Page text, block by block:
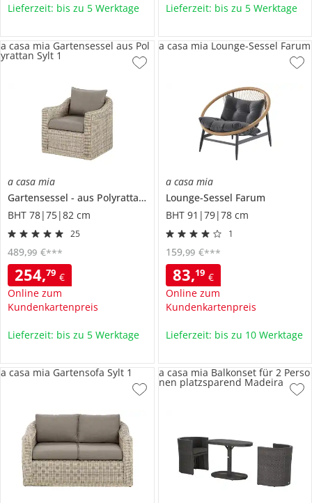
Lieferzeit: bis zu 5 Werktage Lieferzeit: bis zu 5 Werktage
a casa mia
Gartensessel
aus Polyrattan
Sylt 1
BHT 78|75|82 cm
25
254,79 €
Online zum
Kundenkartenpreis
489,99 €***
a casa mia Gartensessel aus Pol
yrattan Sylt 1
Lieferzeit: bis zu 5 Werktage
a casa mia
Lounge-Sessel Farum
BHT 91|79|78 cm
1
83,19 €
Online zum
Kundenkartenpreis
159,99 €***
a casa mia Lounge-Sessel Farum
Lieferzeit: bis zu 10 Werktage
a casa mia Gartensofa Sylt 1 a casa mia Balkonset für 2 Perso
nen platzsparend Madeira